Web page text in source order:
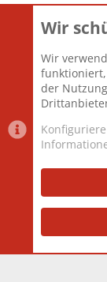
Themen
Mitglieder
Neuestes Mitglied
Community
and add-ons by
Wir
Wir
der